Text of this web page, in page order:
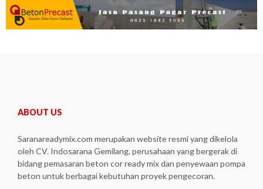
ABOUT US
Saranareadymix.com merupakan website resmi yang dikelola
oleh CV. Indosarana Gemilang, perusahaan yang bergerak di
bidang pemasaran beton cor ready mix dan penyewaan pompa
beton untuk berbagai kebutuhan proyek pengecoran.